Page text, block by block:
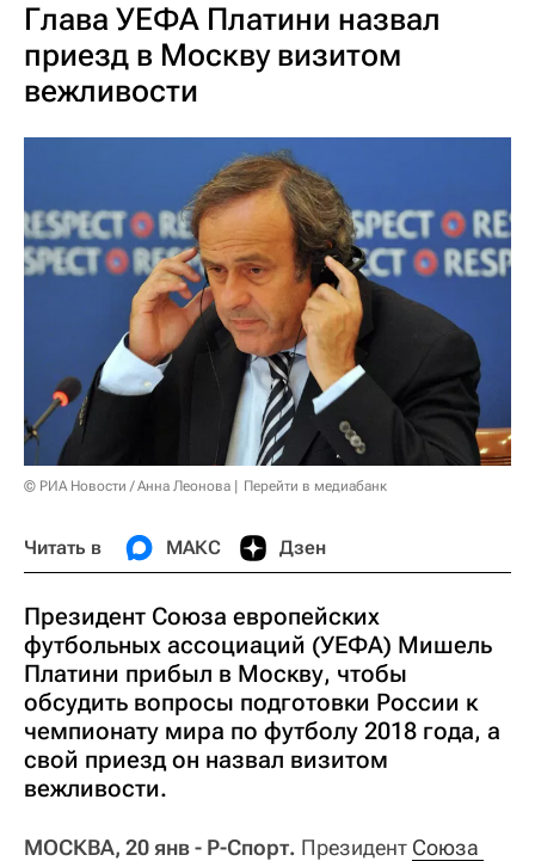
Глава УЕФА Платини назвал
приезд в Москву визитом
вежливости
© РИА Новости / Анна Леонова Перейти в медиабанк
Читать в МАКС Дзен
Президент Союза европейских
футбольных ассоциаций (УЕФА) Мишель
Платини прибыл в Москву, чтобы
обсудить вопросы подготовки России к
чемпионату мира по футболу 2018 года, а
свой приезд он назвал визитом
вежливости.
МОСКВА, 20 янв - Р-Спорт. Президент Союза